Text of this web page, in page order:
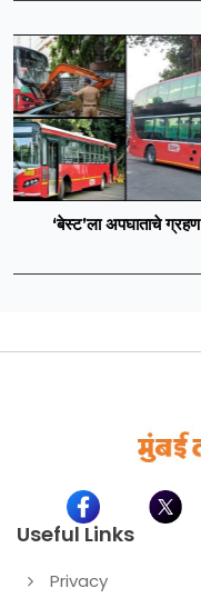
‘बेस्ट’ला अपघाताचे ग्रहण
Useful Links
Privacy